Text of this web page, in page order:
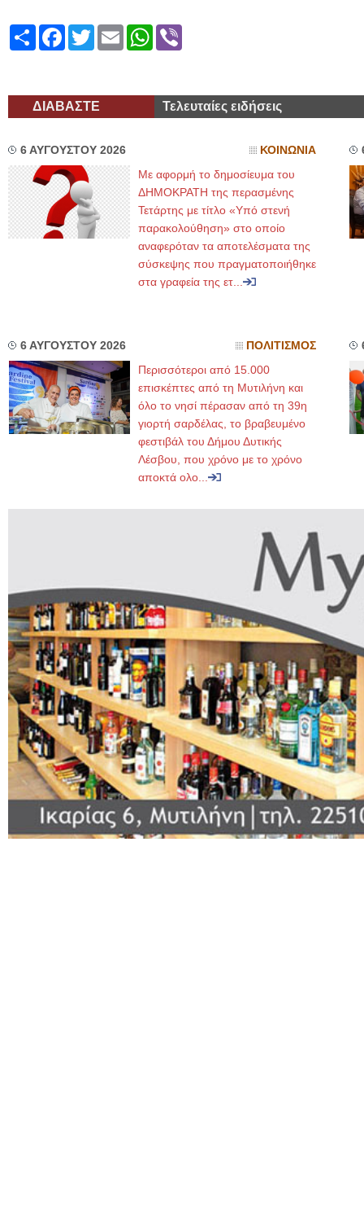
ShareFacebook
TwitterEmailWhatsApp
ΔΙΑΒΑΣΤΕ Τελευταίες ειδήσεις
6 ΑΥΓΟΥΣΤΟΥ 2026 ΚΟΙΝΩΝΙΑ
Με αφορμή το δημοσίευμα του
ΔΗΜΟΚΡΑΤΗ της περασμένης
Τετάρτης με τίτλο «Υπό στενή
παρακολούθηση» στο οποίο
αναφερόταν τα αποτελέσματα της
σύσκεψης που πραγματοποιήθηκε
στα γραφεία της ετ...
6 ΑΥΓΟΥΣΤΟΥ 2026 ΠΟΛΙΤΙΣΜΟΣ
Περισσότεροι από 15.000
επισκέπτες από τη Μυτιλήνη και
όλο το νησί πέρασαν από τη 39η
γιορτή σαρδέλας, το βραβευμένο
φεστιβάλ του Δήμου Δυτικής
Λέσβου, που χρόνο με το χρόνο
αποκτά ολο...